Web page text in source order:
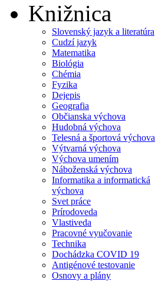
Knižnica
Slovenský jazyk a literatúra
Cudzí jazyk
Matematika
Biológia
Chémia
Fyzika
Dejepis
Geografia
Občianska výchova
Hudobná výchova
Telesná a športová výchova
Výtvarná výchova
Výchova umením
Náboženská výchova
Informatika a informatická
výchova
Svet práce
Prírodoveda
Vlastiveda
Pracovné vyučovanie
Technika
Dochádzka COVID 19
Antigénové testovanie
Osnovy a plány